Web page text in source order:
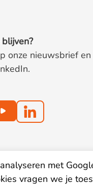
onze nieuwsbrief en
met
vragen we je